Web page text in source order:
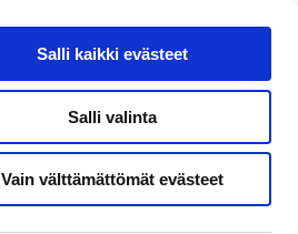
Salli kaikki evästeet
Salli valinta
Vain välttämättömät evästeet